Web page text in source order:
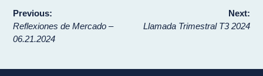
Navegación
de
Previous:
Reflexiones de Mercado –
06.21.2024
Next:
Llamada Trimestral T3 2024